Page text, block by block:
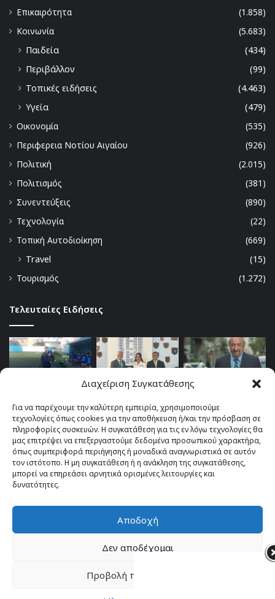
Διαχείριση Συγκατάθεσης
Για να παρέχουμε την καλύτερη εμπειρία, χρησιμοποιούμε
τεχνολογίες όπως cookies για την αποθήκευση ή/και την πρόσβαση σε
πληροφορίες συσκευών. Η συγκατάθεση για τις εν λόγω τεχνολογίες θα
μας επιτρέψει να επεξεργαστούμε δεδομένα προσωπικού χαρακτήρα,
όπως συμπεριφορά περιήγησης ή μοναδικά αναγνωριστικά σε αυτόν
τον ιστότοπο. Η μη συγκατάθεση ή η ανάκληση της συγκατάθεσης,
μπορεί να επηρεάσει αρνητικά ορισμένες λειτουργίες και
δυνατότητες.
Αποδοχή
Δεν αποδέχομαι
Προβολή προτιμήσεων
Επικαιρότητα
(1.858)
Κοινωνία
(5.683)
Παιδεία
(434)
Περιβάλλον
(99)
Τοπικές ειδήσεις
(4.463)
Υγεία
(479)
Οικονομία
(535)
Περιφερεια Νοτίου Αιγαίου
(926)
Πολιτική
(2.015)
Πολιτισμός
(381)
Συνεντεύξεις
(890)
Τεχνολογία
(22)
Τοπική Αυτοδιοίκηση
(669)
Travel
(15)
Τουρισμός
(1.272)
Τελευταίες Ειδήσεις
© Copyright 2026, All Rights Reserved |TOP fm 102.4